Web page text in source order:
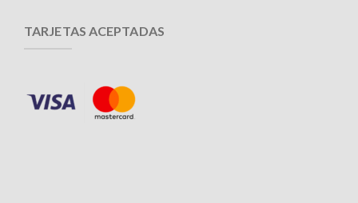
TARJETAS ACEPTADAS